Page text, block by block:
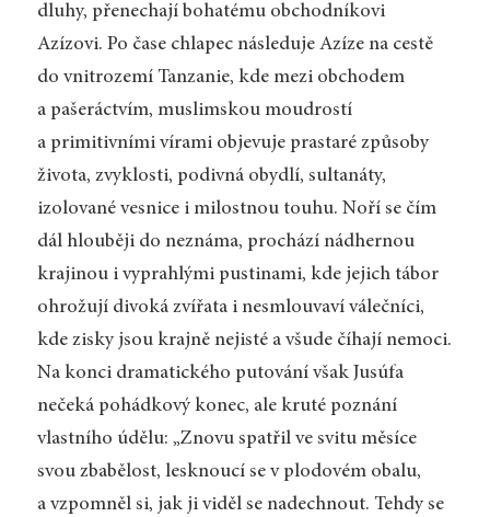
dluhy, přenechají bohatému obchodníkovi
Azízovi. Po čase chlapec následuje Azíze na cestě
do vnitrozemí Tanzanie, kde mezi obchodem
a pašeráctvím, muslimskou moudrostí
a primitivními vírami objevuje prastaré způsoby
života, zvyklosti, podivná obydlí, sultanáty,
izolované vesnice i milostnou touhu. Noří se čím
dál hlouběji do neznáma, prochází nádhernou
krajinou i vyprahlými pustinami, kde jejich tábor
ohrožují divoká zvířata i nesmlouvaví válečníci,
kde zisky jsou krajně nejisté a všude číhají nemoci.
Na konci dramatického putování však Jusúfa
nečeká pohádkový konec, ale kruté poznání
vlastního údělu: „Znovu spatřil ve svitu měsíce
svou zbabělost, lesknoucí se v plodovém obalu,
a vzpomněl si, jak ji viděl se nadechnout. Tehdy se